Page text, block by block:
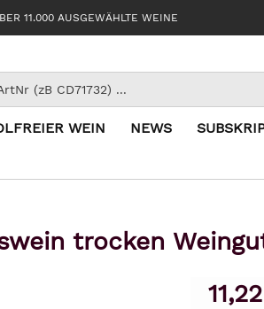
11.000 AUSGEWÄHLTE WEINE
WEIN NEWS
trocken